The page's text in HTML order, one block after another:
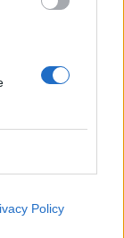
Policy
den här
bra kombo?